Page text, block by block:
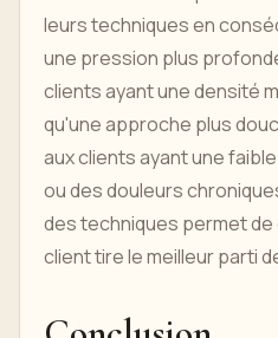
leurs techniques en
une pression plus
clients ayant une densité
qu'une approche plus
aux clients ayant une
ou des douleurs
des techniques permet
client tire le meilleur parti